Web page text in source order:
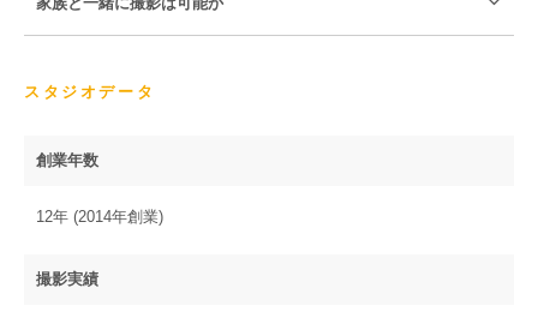
スタジオデータ
創業年数
12年 (2014年創業)
撮影実績